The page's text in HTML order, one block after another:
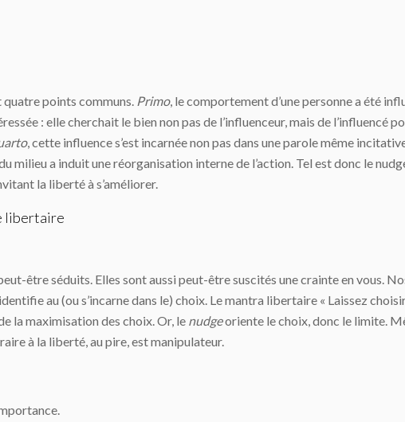
quatre points communs. Primo, le comportement d’une personne a été
: elle cherchait le bien non pas de l’influenceur, mais de l’influencé
, cette influence s’est incarnée non pas dans une parole même
milieu a induit une réorganisation interne de l’action. Tel est donc le
la liberté à s’améliorer.
libertaire
être séduits. Elles sont aussi peut-être suscités une crainte en vous.
au (ou s’incarne dans le) choix. Le mantra libertaire « Laissez
la maximisation des choix. Or, le nudgeoriente le choix, donc le limite.
à la liberté, au pire, est manipulateur.